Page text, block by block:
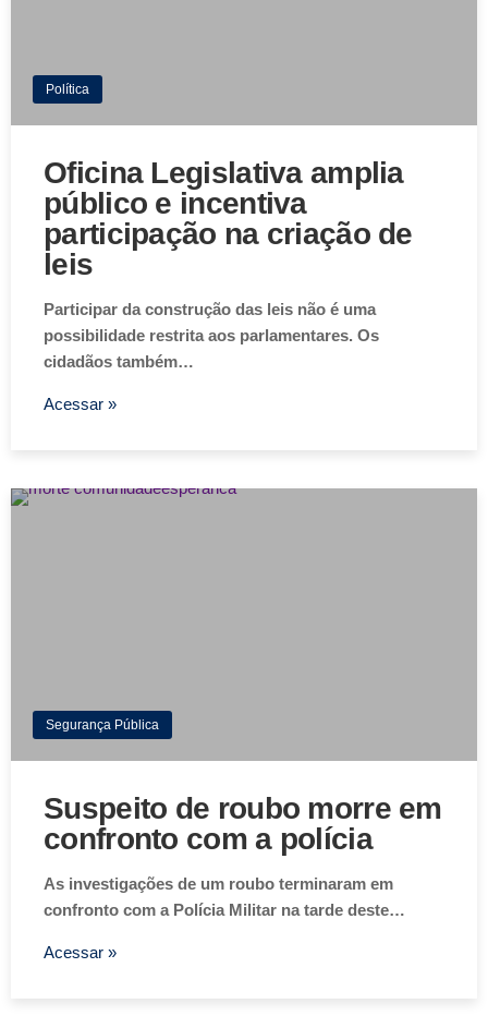
Política
Oficina Legislativa amplia
público e incentiva
participação na criação de
leis
Participar da construção das leis não é uma
possibilidade restrita aos parlamentares. Os
cidadãos também…
Acessar »
Segurança Pública
Suspeito de roubo morre em
confronto com a polícia
As investigações de um roubo terminaram em
confronto com a Polícia Militar na tarde deste…
Acessar »